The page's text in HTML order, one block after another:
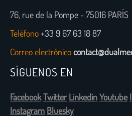
76, rue de la Pompe - 75016 PARÍS
Teléfono+33 9 67 63 18 87
Correo electrónico
SÍGUENOS EN
FacebookTwitter LinkedinYoutube
Instagram Bluesky